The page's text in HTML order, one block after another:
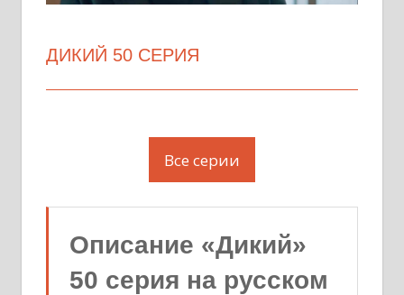
ДИКИЙ 50 СЕРИЯ
Все серии
Описание «Дикий»
50 серия на русском